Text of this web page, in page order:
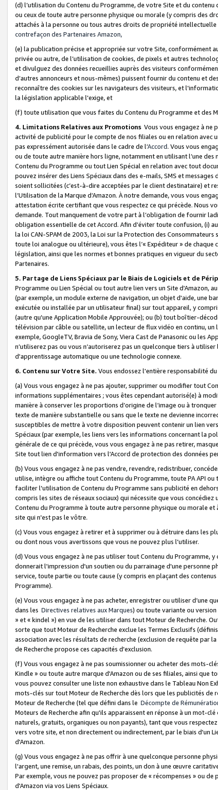
(d) l’utilisation du Contenu du Programme, de votre Site et du
ou ceux de toute autre personne physique ou morale (y compris des
attachés à la personne ou tous autres droits de propriété
contrefaçon des Partenaires Amazon,
(e) la publication précise et appropriée sur votre Site, conformément
privée ou autre, de l’utilisation de cookies, de pixels et autres
et divulguez des données recueillies auprès des visiteurs
d’autres annonceurs et nous-mêmes) puissent fournir du contenu et
reconnaître des cookies sur les navigateurs des visiteurs, et
la législation applicable l'exige, et
(f) toute utilisation que vous faites du Contenu du Programme et des
4. Limitations Relatives aux Promotions Vous vous engagez à ne
activité de publicité pour le compte de nos filiales ou en relation avec
pas expressément autorisée dans le cadre de l’Accord. Vous vous
ou de toute autre manière hors ligne, notamment en utilisant l’une
Contenu du Programme ou tout Lien Spécial en relation avec tout
pouvez insérer des Liens Spéciaux dans des e-mails, SMS et
soient sollicitées (c’est-à-dire acceptées par le client destinataire) et
l’Utilisation de la Marque d’Amazon. À notre demande, vous vous
attestation écrite certifiant que vous respectez ce qui précède. Nous
demande. Tout manquement de votre part à l’obligation de fournir
obligation essentielle de cet Accord. Afin d’éviter toute confusion, (i)
la loi CAN-SPAM de 2003, la Loi sur la Protection des
toute loi analogue ou ultérieure), vous êtes l’« Expéditeur » de
législation, ainsi que les normes et bonnes pratiques en vigueur du
Partenaires.
5. Partage de Liens Spéciaux par le Biais de Logiciels et de
Programme ou Lien Spécial ou tout autre lien vers un Site d'Amazon,
(par exemple, un module externe de navigation, un objet d'aide, une
exécutée ou installée par un utilisateur final) sur tout appareil, y
(autre qu'une Application Mobile Approuvée); ou (b) tout boîtier-
télévision par câble ou satellite, un lecteur de flux vidéo en continu,
exemple, GoogleTV, Bravia de Sony, Viera Cast de Panasonic ou les
n’utiliserez pas ou vous n’autoriserez pas un quelconque tiers à
d'apprentissage automatique ou une technologie connexe.
6. Contenu sur Votre Site. Vous endossez l'entière responsabilité
(a) Vous vous engagez à ne pas ajouter, supprimer ou modifier tout
informations supplémentaires ; vous êtes cependant autorisé(e) à
manière à conserver les proportions d’origine de l’image ou à
texte de manière substantielle ou sans que le texte ne devienne
susceptibles de mettre à votre disposition peuvent contenir un lien
Spéciaux (par exemple, les liens vers les informations concernant la
générale de ce qui précède, vous vous engagez à ne pas retirer,
Site tout lien d'information vers l'Accord de protection des données
(b) Vous vous engagez à ne pas vendre, revendre, redistribuer,
utilise, intègre ou affiche tout Contenu du Programme, toute PA API
faciliter l'utilisation de Contenu du Programme sans publicité en
compris les sites de réseaux sociaux) qui nécessite que vous
Contenu du Programme à toute autre personne physique ou morale
site qui n'est pas le vôtre.
(c) Vous vous engagez à retirer et à supprimer ou à détruire dans les
ou dont nous vous avertissons que vous ne pouvez plus l'utiliser.
(d) Vous vous engagez à ne pas utiliser tout Contenu du Programme,
donnerait l'impression d'un soutien ou du parrainage d'une personne
service, toute partie ou toute cause (y compris en plaçant des
Programme).
(e) Vous vous engagez à ne pas acheter, enregistrer ou utiliser d’une
dans les Directives relatives aux Marques) ou toute variante ou
» et « kindel ») en vue de les utiliser dans tout Moteur de Recherche.
sorte que tout Moteur de Recherche exclue les Termes Exclusifs
association avec les résultats de recherche (exclusion de requête
de Recherche propose ces capacités d'exclusion.
(f) Vous vous engagez à ne pas soumissionner ou acheter des mots-
Kindle » ou toute autre marque d'Amazon ou de ses filiales, ainsi que
vous pouvez consulter une liste non exhaustive dans le Tableau Non
mots-clés sur tout Moteur de Recherche dès lors que les publicités de
Moteur de Recherche (tel que défini dans le Décompte de
Moteurs de Recherche afin qu'ils apparaissent en réponse à un mot-
naturels, gratuits, organiques ou non payants), tant que vous
vers votre site, et non directement ou indirectement, par le biais d'un
d'Amazon.
(g) Vous vous engagez à ne pas offrir à une quelconque personne
l'argent, une remise, un rabais, des points, un don à une œuvre
Par exemple, vous ne pouvez pas proposer de « récompenses » ou
d'Amazon via vos Liens Spéciaux.